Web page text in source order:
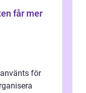
för